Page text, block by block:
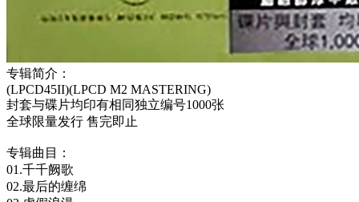
专辑简介：
(LPCD45II)(LPCD M2 MASTERING)
封套与碟片均印有相同独立编号1000张
全球限量发行 售完即止
专辑曲目：
01.千千阙歌
02.最后的缠绵